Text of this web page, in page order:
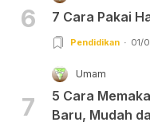
6 7 Cara Pakai
Pendidikan 01/
7
Umam
5 Cara
Baru, Mudah